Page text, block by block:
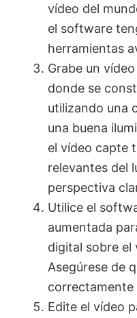
vídeo del
el software
herramientas
Grabe un
donde se
utilizando una
una buena
el vídeo capte
relevantes del
perspectiva
Utilice el
aumentada
digital sobre el
Asegúrese de
correctamente
Edite el vídeo